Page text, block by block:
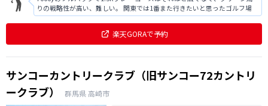
りの戦略性が高い、難しい。 関東では1番また行きたいと思ったゴルフ場
楽天GORAで予約
サンコーカントリークラブ（旧サンコー72カントリ
ークラブ）
群馬県 高崎市